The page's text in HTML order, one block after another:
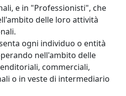
e in "Professionisti", che
delle loro attività
ogni individuo o entità
nell'ambito delle
commerciali,
o in veste di intermediario